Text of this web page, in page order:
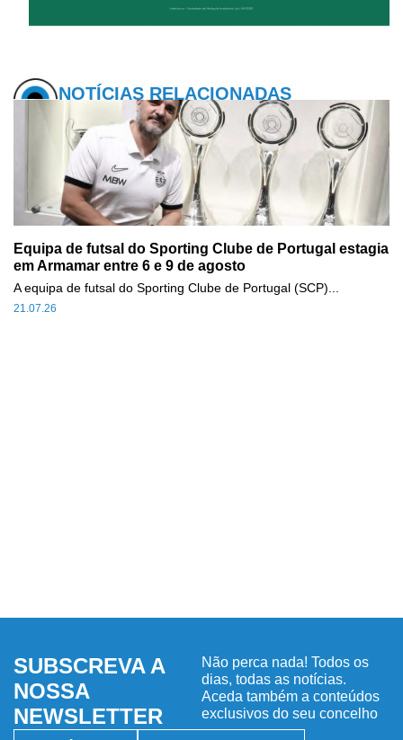
NOTÍCIAS RELACIONADAS
Equipa de futsal do Sporting Clube de Portugal estagia
em Armamar entre 6 e 9 de agosto
21.07.26
A equipa de futsal do Sporting Clube de Portugal (SCP)...
SUBSCREVA A
NOSSA
NEWSLETTER
Não perca nada! Todos os
dias, todas as notícias.
Aceda também a conteúdos
exclusivos do seu concelho